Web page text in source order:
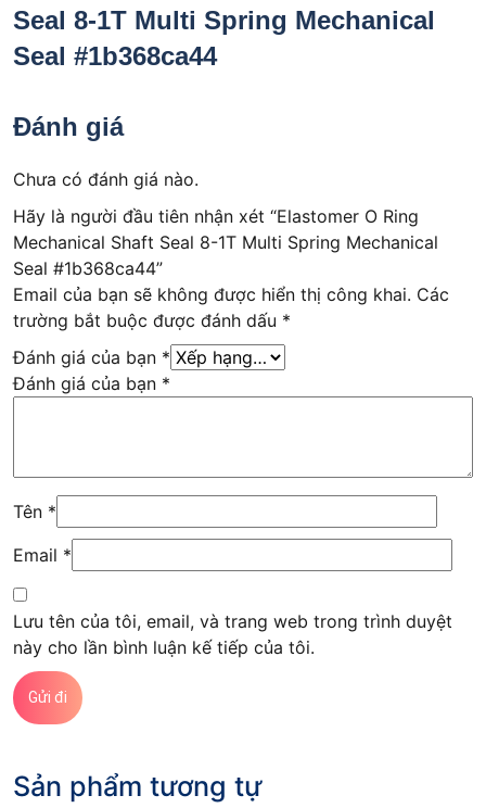
Seal 8-1T Multi Spring Mechanical
Seal #1b368ca44
Đánh giá
Chưa có đánh giá nào.
Hãy là người đầu tiên nhận xét “Elastomer O Ring
Mechanical Shaft Seal 8-1T Multi Spring Mechanical
Seal #1b368ca44”
Email của bạn sẽ không được hiển thị công khai. Các
trường bắt buộc được đánh dấu *
Đánh giá của bạn *
Đánh giá của bạn *
Tên *
Email *
Lưu tên của tôi, email, và trang web trong trình duyệt
này cho lần bình luận kế tiếp của tôi.
Sản phẩm tương tự